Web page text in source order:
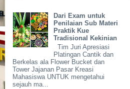
Dari Exam untuk
Penilaian Sub Materi
Praktik Kue
Tradisional Kekinian
Tim Juri Apresiasi
Platingan Cantik dan
Berkelas ala Flower Bucket dan
Tower Jajanan Pasar Kreasi
Mahasiswa UNTUK mengetahui
sejauh ma...